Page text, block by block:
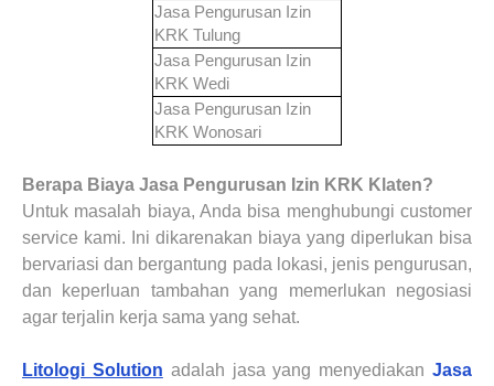
Jasa Pengurusan Izin
KRK Tulung
Jasa Pengurusan Izin
KRK Wedi
Jasa Pengurusan Izin
KRK Wonosari
Berapa Biaya Jasa Pengurusan Izin KRK Klaten?
Untuk masalah biaya, Anda bisa menghubungi customer
service kami. Ini dikarenakan biaya yang diperlukan bisa
bervariasi dan bergantung pada lokasi, jenis pengurusan,
dan keperluan tambahan yang memerlukan negosiasi
agar terjalin kerja sama yang sehat.
Litologi Solution adalah jasa yang menyediakanJasa